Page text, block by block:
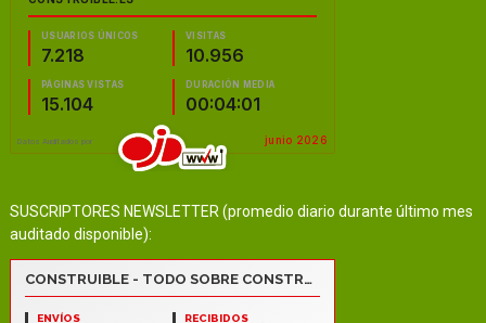
SUSCRIPTORES NEWSLETTER (promedio diario durante último mes
auditado disponible):